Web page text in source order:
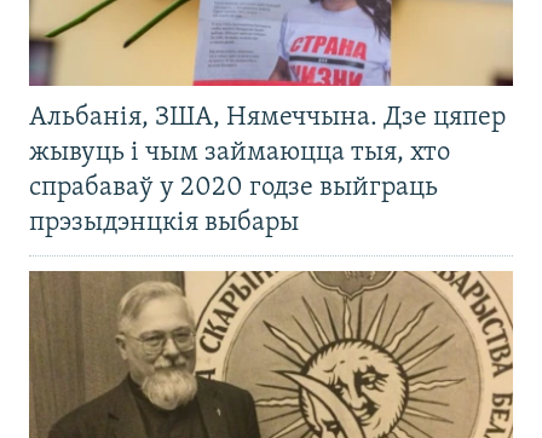
Альбанія, ЗША, Нямеччына. Дзе цяпер
жывуць і чым займаюцца тыя, хто
спрабаваў у 2020 годзе выйграць
прэзыдэнцкія выбары